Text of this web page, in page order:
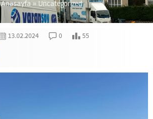
Anasayfa» Uncategorized
13.02.2024 0 55